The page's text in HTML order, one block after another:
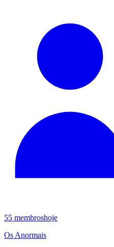
55 membroshoje
Os Anormais